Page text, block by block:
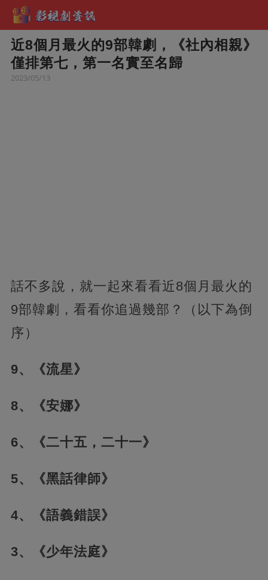
近8個月最火的9部韓劇，《社內相親》
僅排第七，第一名實至名歸
2023/05/13
話不多說，就一起來看看近8個月最火的
9部韓劇，看看你追過幾部？（以下為倒
序）
9、《流星》
8、《安娜》
6、《二十五，二十一》
5、《黑話律師》
4、《語義錯誤》
3、《少年法庭》